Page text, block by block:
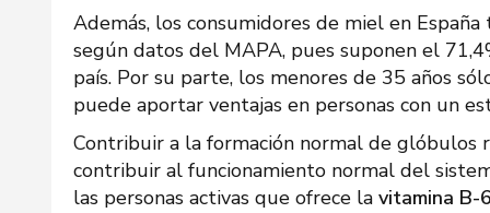
Además, los consumidores de miel en
según datos del MAPA, pues suponen el
país. Por su parte, los menores de 35 años
puede aportar ventajas en personas con un
Contribuir a la formación normal de glóbulos
contribuir al funcionamiento normal del
las personas activas que ofrece la vitamina B-